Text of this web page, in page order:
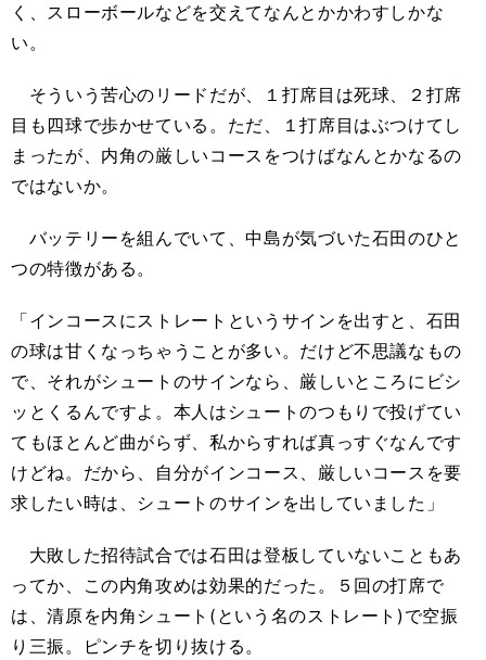
く、スローボールなどを交えてなんとかかわすしかな
い。
そういう苦心のリードだが、１打席目は死球、２打席
目も四球で歩かせている。ただ、１打席目はぶつけてし
まったが、内角の厳しいコースをつけばなんとかなるの
ではないか。
バッテリーを組んでいて、中島が気づいた石田のひと
つの特徴がある。
「インコースにストレートというサインを出すと、石田
の球は甘くなっちゃうことが多い。だけど不思議なもの
で、それがシュートのサインなら、厳しいところにビシ
ッとくるんですよ。本人はシュートのつもりで投げてい
てもほとんど曲がらず、私からすれば真っすぐなんです
けどね。だから、自分がインコース、厳しいコースを要
求したい時は、シュートのサインを出していました」
大敗した招待試合では石田は登板していないこともあ
ってか、この内角攻めは効果的だった。５回の打席で
は、清原を内角シュート(という名のストレート)で空振
り三振。ピンチを切り抜ける。